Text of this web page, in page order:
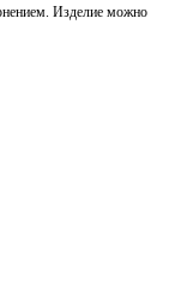
Изделие можно